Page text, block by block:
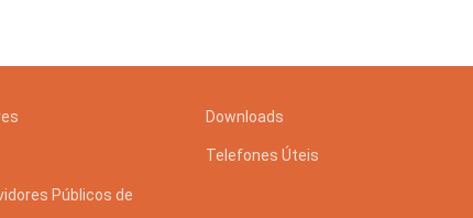
Públicos de
Downloads
Telefones Úteis